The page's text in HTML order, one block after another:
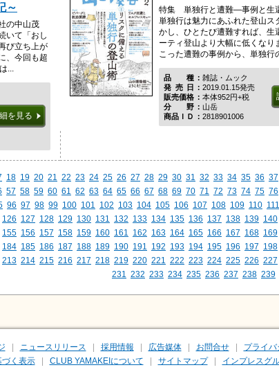
～
の中山茂
いて「おし
び立ち上が
、今回も超
...
を見る
特集 単独行と遭難―事例と生
単独行は魅力にあふれた登山ス
かし、ひとたび遭難すれば、生
ーティ登山より大幅に低くなり
こった遭難の事例から、単独行
品種雑誌・ムック
発売日 2019.01.15発売
販売価格
本体952円+税
分野山岳
商品ＩＤ
2818901006
18 19 20 21 22 23 24 25 26 27 28 29 30 31 32 33 34 35 36 37
57 58 59 60 61 62 63 64 65 66 67 68 69 70 71 72 73 74 75 76
96 97 98 99 100 101 102 103 104 105 106 107 108 109 110 111
126 127 128 129 130 131 132 133 134 135 136 137 138 139 140
155 156 157 158 159 160 161 162 163 164 165 166 167 168 169
184 185 186 187 188 189 190 191 192 193 194 195 196 197 198
213 214 215 216 217 218 219 220 221 222 223 224 225 226 227
231
232 233 234 235 236 237 238 239
ニュースリリース 採用情報 広告媒体 お問合せ プライ
く表示
CLUB YAMAKEIについて サイトマップ インプレスグ